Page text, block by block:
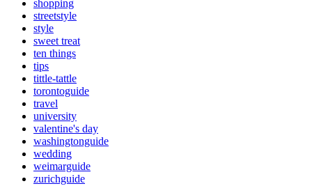
shopping
streetstyle
style
sweet treat
ten things
tips
tittle-tattle
torontoguide
travel
university
valentine's day
washingtonguide
wedding
weimarguide
zurichguide